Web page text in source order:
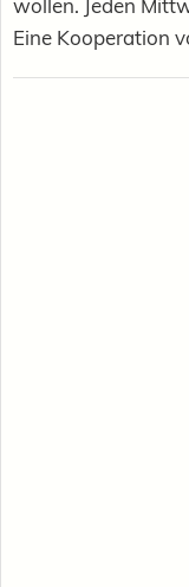
wollen. Jeden
Eine Kooperation